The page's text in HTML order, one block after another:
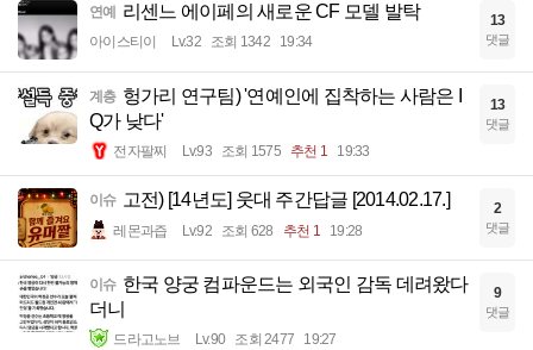
연예 리센느 에이페의 새로운 CF 모델 발탁
아이스티이 Lv.32 조회 1342 19:34
13
댓글
계층 헝가리 연구팀) '연예인에 집착하는 사람은 I
Q가 낮다'
전자팔찌 Lv.93 조회 1575 추천 1 19:33
13
댓글
이슈 고전) [14년도] 웃대 주간답글 [2014.02.17.]
레몬과즙 Lv.92 조회 628 추천 1 19:28
2
댓글
이슈 한국 양궁 컴파운드는 외국인 감독 데려왔다
더니
드라고노브 Lv.90 조회 2477 19:27
9
댓글